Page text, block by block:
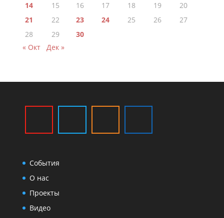
14
15 16 17 18 19
20
21
22 23 24 25 26
27
28
29
30
« Окт
Дек »
События
О нас
Проекты
Видео